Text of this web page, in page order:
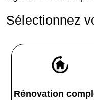
Sélectionnez
Rénovation